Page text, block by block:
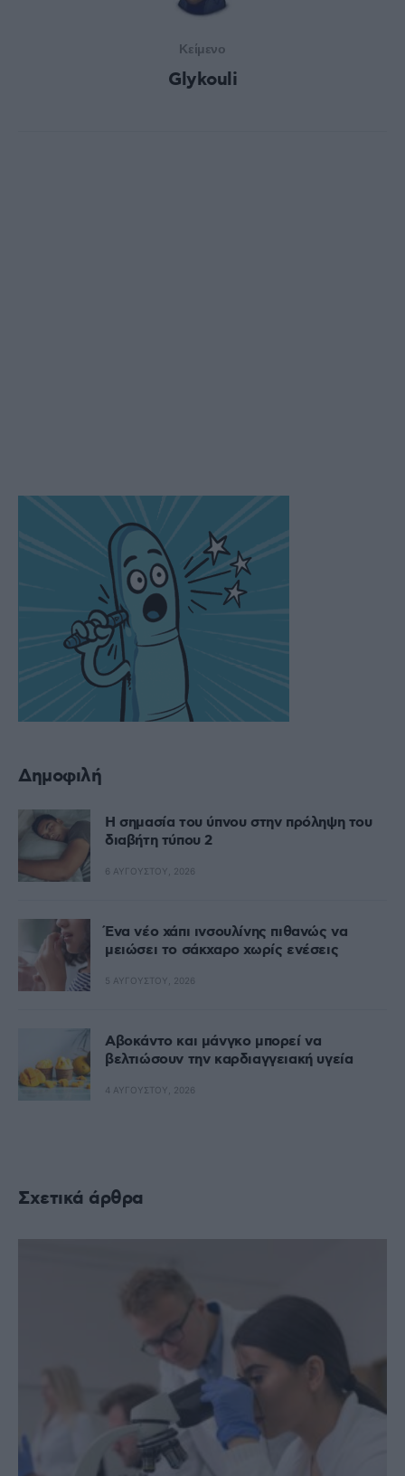
Κείμενο
Glykouli
Δημοφιλή
Η σημασία του ύπνου στην πρόληψη του
διαβήτη τύπου 2
6 ΑΥΓΟΎΣΤΟΥ, 2026
Ένα νέο χάπι ινσουλίνης πιθανώς να
μειώσει το σάκχαρο χωρίς ενέσεις
5 ΑΥΓΟΎΣΤΟΥ, 2026
Αβοκάντο και μάνγκο μπορεί να
βελτιώσουν την καρδιαγγειακή υγεία
4 ΑΥΓΟΎΣΤΟΥ, 2026
Σχετικά άρθρα